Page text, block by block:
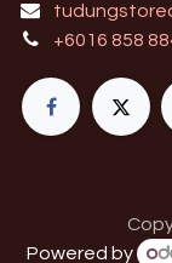
+6016 858
Powered by